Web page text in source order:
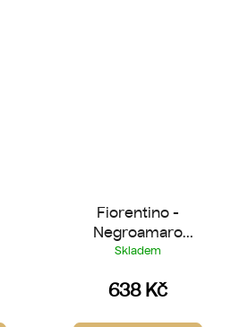
Fiorentino -
Negroamaro
Piromàfo 2021
Skladem
638 Kč